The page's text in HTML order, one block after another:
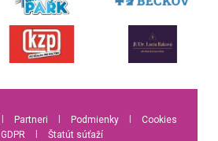
Partneri Podmienky
Cookies
GDPR Štatút súťaží